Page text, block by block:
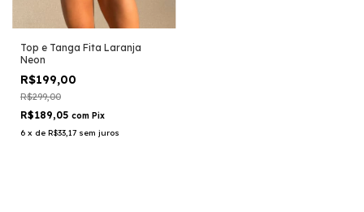
Top e Tanga Fita Laranja
Neon
R$199,00
R$299,00
R$189,05 com Pix
6 x de R$33,17 sem juros